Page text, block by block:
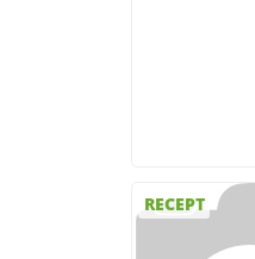
RECEPT